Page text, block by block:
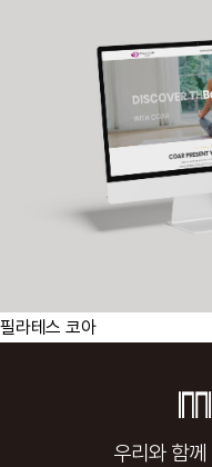
필라테스 코아
우리와 함께